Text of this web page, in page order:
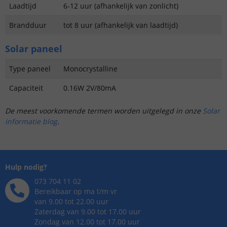
Laadtijd
6-12 uur (afhankelijk van zonlicht)
Brandduur
tot 8 uur (afhankelijk van laadtijd)
Solar paneel
Type paneel
Monocrystalline
Capaciteit
0.16W 2V/80mA
De meest voorkomende termen worden uitgelegd in onze Solar
informatie blog.
Hulp nodig?
073 704 11 02
Bereikbaar op ma t/m vr
van 9.00 tot 22.00 uur
Zaterdag van 9.00 tot 17.00 uur
Zondag van 12.00 tot 17.00 uur